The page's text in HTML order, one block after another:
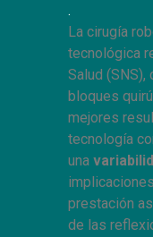
.
La cirugía
tecnológica
Salud
bloques
mejores
tecnología
una
prestación
de las